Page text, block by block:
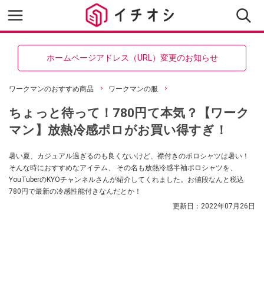
ホームページアドレス（URL）変更のお知らせ
ワークマンのおすすめ商品 ワークマンの服
ちょっと待って！780円て本気？【ワーク
マン】放熱冷感ポロがお買い得すぎ！
暑い夏、カジュアル過ぎるのも良くないけど、襟付きのポロシャツは暑い！
そんな時におすすめなアイテム、 その名も放熱冷感半袖ポロシャツを、
YouTuberのKYOチャンネルさんが紹介してくれました。お値段なんと税込
780円で最新の冷感性能付きなんだとか！
更新日： 2022年07月26日